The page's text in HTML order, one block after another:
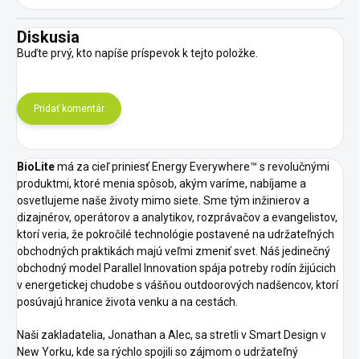
Diskusia
Buďte prvý, kto napíše príspevok k tejto položke.
Pridať komentár
BioLitemá za cieľ priniesť Energy Everywhere™ s revolučnými
produktmi, ktoré menia spôsob, akým varíme, nabíjame a
osvetlujeme naše životy mimo siete. Sme tým inžinierov a
dizajnérov, operátorov a analytikov, rozprávačov a evangelistov,
ktorí veria, že pokročilé technológie postavené na udržateľných
obchodných praktikách majú veľmi zmeniť svet. Náš jedinečný
obchodný model Parallel Innovation spája potreby rodín žijúcich
v energetickej chudobe s vášňou outdoorových nadšencov, ktorí
posúvajú hranice života venku a na cestách.
Naši zakladatelia, Jonathan a Alec, sa stretli v Smart Design v
New Yorku, kde sa rýchlo spojili so zájmom o udržateľný